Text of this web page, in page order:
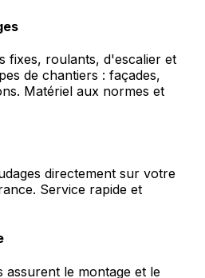
fixes, roulants, d'escalier et
de chantiers : façades,
Matériel aux normes et
directement sur votre
Service rapide et
assurent le montage et le